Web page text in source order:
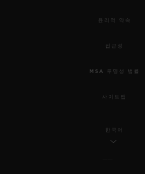
윤리적 약속
접근성
MSA 투명성 법률
사이트맵
한국어